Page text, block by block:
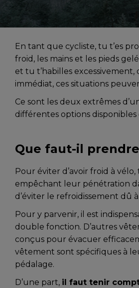
En tant que cycliste, tu t’es
froid, les mains et les pieds
et tu t’habilles
immédiat, ces situations
Ce sont les deux extrêmes
différentes options disponibles
Que faut-il
Pour éviter d’avoir froid à
empêchant leur pénétration
d’éviter le refroidissement dû
Pour y parvenir, il est
double fonction. D’autres
conçus pour évacuer
vêtement sont spécifiques à
pédalage.
D’une part, il faut tenir